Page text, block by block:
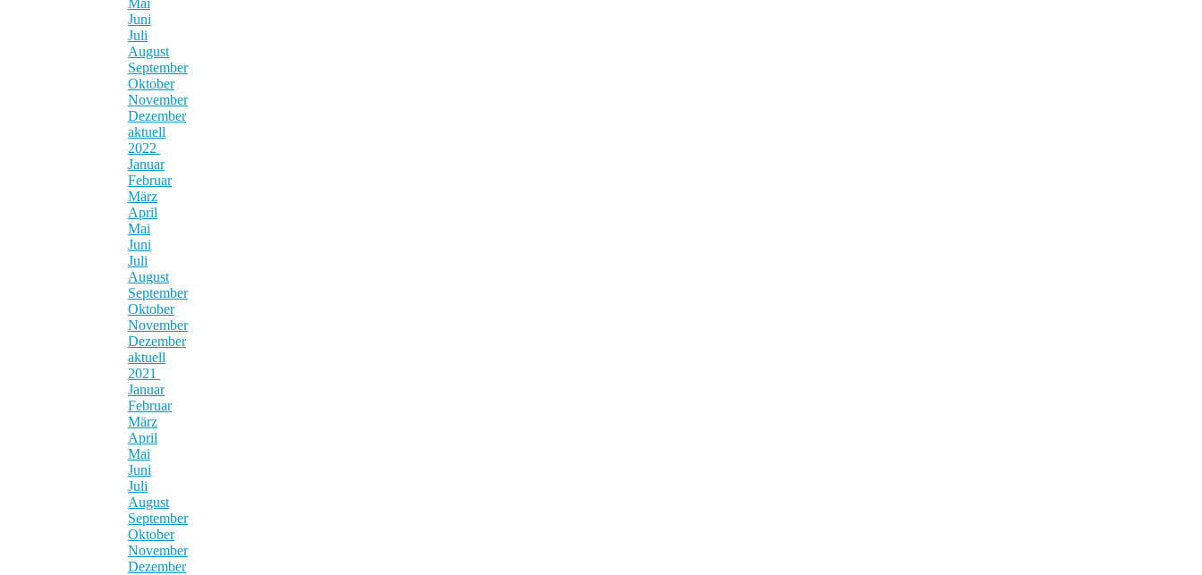
Juni
Juli
August
September
Oktober
November
Dezember
aktuell
2022
Januar
Februar
März
April
Mai
Juni
Juli
August
September
Oktober
November
Dezember
aktuell
2021
Januar
Februar
März
April
Mai
Juni
Juli
August
September
Oktober
November
Dezember